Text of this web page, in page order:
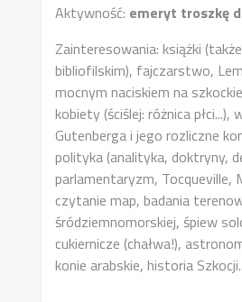
Aktywność: emeryt troszkę
Zainteresowania: książki
bibliofilskim), fajczarstwo,
mocnym naciskiem na
kobiety (ściślej: różnica płci...),
Gutenberga i jego rozliczne
polityka (analityka, doktryny,
parlamentaryzm, Tocqueville,
czytanie map, badania
śródziemnomorskiej, śpiew
cukiernicze (chałwa!),
konie arabskie, historia